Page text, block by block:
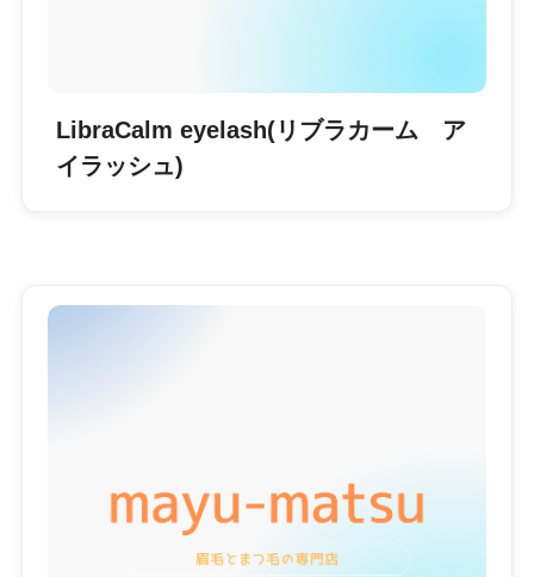
LibraCalm eyelash(リブラカーム ア
イラッシュ)